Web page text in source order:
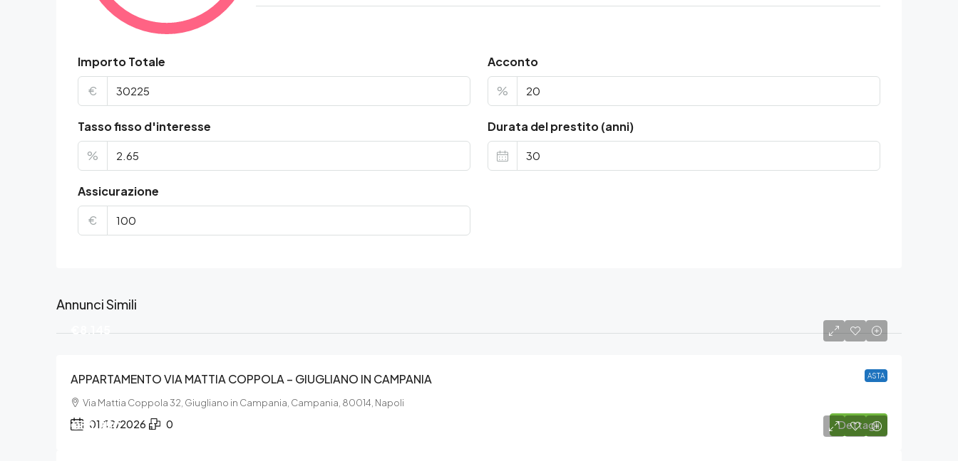
Importo Totale
€
Acconto
%
Tasso fisso d'interesse
%
Durata del prestito (anni)
Assicurazione
€
Annunci Simili
ASTA
€8.145
APPARTAMENTO VIA MATTIA COPPOLA – GIUGLIANO IN CAMPANIA
Via Mattia Coppola 32, Giugliano in Campania, Campania, 80014, Napoli
01/12/2026 0 Dettagli
€56.250